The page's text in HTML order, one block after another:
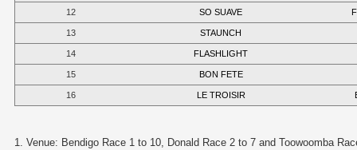
12 SO SUAVE
13 STAUNCH
14 FLASHLIGHT
15 BON FETE
16 LE TROISIR
1. Venue: Bendigo Race 1 to 10, Donald Race 2 to 7 and Toowoomba